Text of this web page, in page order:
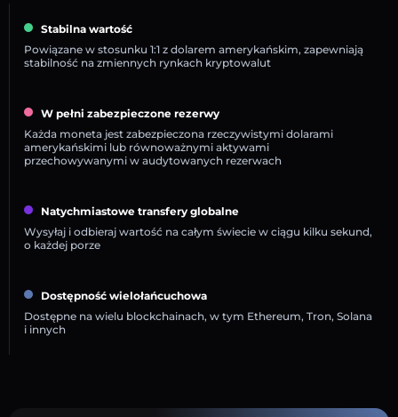
Stabilna wartość
Powiązane w stosunku 1:1 z dolarem amerykańskim, zapewniają
stabilność na zmiennych rynkach kryptowalut
W pełni zabezpieczone rezerwy
Każda moneta jest zabezpieczona rzeczywistymi dolarami
amerykańskimi lub równoważnymi aktywami
przechowywanymi w audytowanych rezerwach
Natychmiastowe transfery globalne
Wysyłaj i odbieraj wartość na całym świecie w ciągu kilku sekund,
o każdej porze
Dostępność wielołańcuchowa
Dostępne na wielu blockchainach, w tym Ethereum, Tron, Solana
i innych